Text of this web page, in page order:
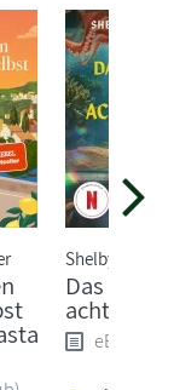
Shelby van
Das
acht Arme
eBook